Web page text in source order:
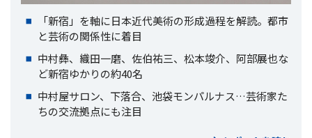
「新宿」を軸に日本近代美術の形成過程を解読。都市
と芸術の関係性に着目
中村彝、織田一磨、佐伯祐三、松本竣介、阿部展也な
ど新宿ゆかりの約40名
中村屋サロン、下落合、池袋モンパルナス…芸術家た
ちの交流拠点にも注目